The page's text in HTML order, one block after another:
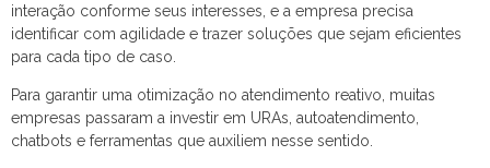
interação conforme seus interesses, e a empresa precisa
identificar com agilidade e trazer soluções que sejam eficientes
para cada tipo de caso.
Para garantir uma otimização no atendimento reativo, muitas
empresas passaram a investir em URAs, autoatendimento,
chatbots e ferramentas que auxiliem nesse sentido.